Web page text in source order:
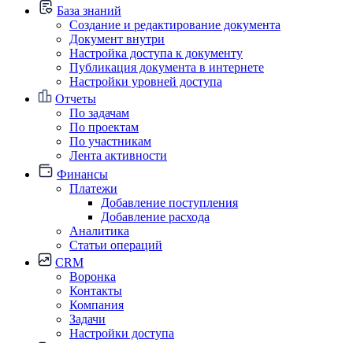
База знаний
Создание и редактирование документа
Документ внутри
Настройка доступа к документу
Публикация документа в интернете
Настройки уровней доступа
Отчеты
По задачам
По проектам
По участникам
Лента активности
Финансы
Платежи
Добавление поступления
Добавление расхода
Аналитика
Статьи операций
CRM
Воронка
Контакты
Компания
Задачи
Настройки доступа